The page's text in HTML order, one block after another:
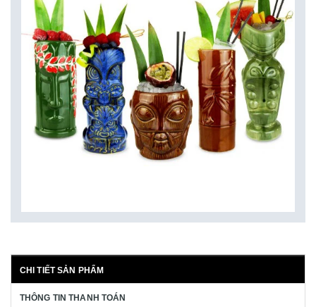
CHI TIẾT SẢN PHẨM
THÔNG TIN THANH TOÁN